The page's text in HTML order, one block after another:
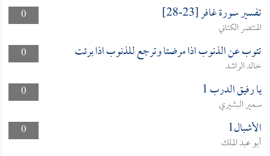
0
تفسير سورة غافر [23-28]
المنتصر الكتاني
0
تتوب عن الذنوب اذا مرضتا وترجع للذنوب اذا برئت
خالد الراشد
0
يا رفيق الدرب 1
سمير البشيري
0
الأشبال1
أبو عبد الملك